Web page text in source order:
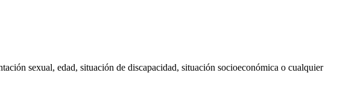
sexual, edad, situación de discapacidad, situación socioeconómica o cualquier